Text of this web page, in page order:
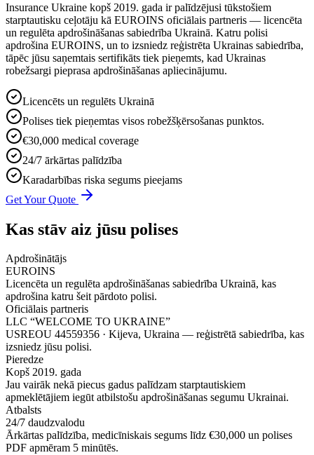
Insurance Ukraine kopš 2019. gada ir palīdzējusi tūkstošiem
starptautisku ceļotāju kā EUROINS oficiālais partneris — licencēta
un regulēta apdrošināšanas sabiedrība Ukrainā. Katru polisi
apdrošina EUROINS, un to izsniedz reģistrēta Ukrainas sabiedrība,
tāpēc jūsu saņemtais sertifikāts tiek pieņemts, kad Ukrainas
robežsargi pieprasa apdrošināšanas apliecinājumu.
Licencēts un regulēts Ukrainā
Polises tiek pieņemtas visos robežšķērsošanas punktos.
€30,000 medical coverage
24/7 ārkārtas palīdzība
Karadarbības riska segums pieejams
Get Your Quote
Kas stāv aiz jūsu polises
Apdrošinātājs
EUROINS
Licencēta un regulēta apdrošināšanas sabiedrība Ukrainā, kas
apdrošina katru šeit pārdoto polisi.
Oficiālais partneris
LLC “WELCOME TO UKRAINE”
USREOU 44559356 · Kijeva, Ukraina — reģistrētā sabiedrība, kas
izsniedz jūsu polisi.
Pieredze
Kopš 2019. gada
Jau vairāk nekā piecus gadus palīdzam starptautiskiem
apmeklētājiem iegūt atbilstošu apdrošināšanas segumu Ukrainai.
Atbalsts
24/7 daudzvalodu
Ārkārtas palīdzība, medicīniskais segums līdz €30,000 un polises
PDF apmēram 5 minūtēs.